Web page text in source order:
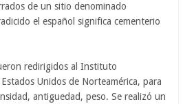
de un sitio denominado
el español significa cementerio
redirigidos al Instituto
Unidos de Norteamérica, para
antiguedad, peso. Se realizó un